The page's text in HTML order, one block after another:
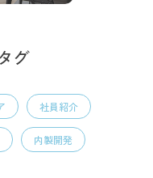
グ
社員紹介
内製開発